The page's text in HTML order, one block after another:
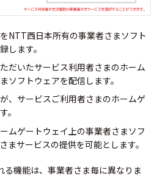
NTT西日本所有の事業者さまソフト
します。
だいたサービス利用者さまのホーム
ソフトウェアを配信します。
、サービスご利用者さまのホームゲ
。
ムゲートウェイ上の事業者さまソフ
まサービスの提供を可能とします。
機能は、事業者さま毎に異なりま